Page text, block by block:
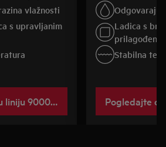
čuvanja u
koji stvaraju
najosjetljivije
vlažnosti​
s upravljanim
Pogledajte cijelu liniju 9000 LongFresh
pohranom na
idealnom
kutku hladnjaka.
nehrđajućeg
premium izgled.
otvaranja vrata,
redukciji bačene
Ladica s
prilagođene
Stabilna